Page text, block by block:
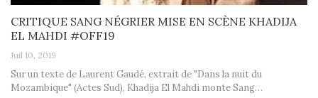
CRITIQUE SANG NÉGRIER MISE EN SCÈNE KHADIJA
EL MAHDI #OFF19
Juil 10, 2019
Sur un texte de Laurent Gaudé, extrait de "Dans la nuit du
Mozambique" (Actes Sud), Khadija El Mahdi monte Sang…